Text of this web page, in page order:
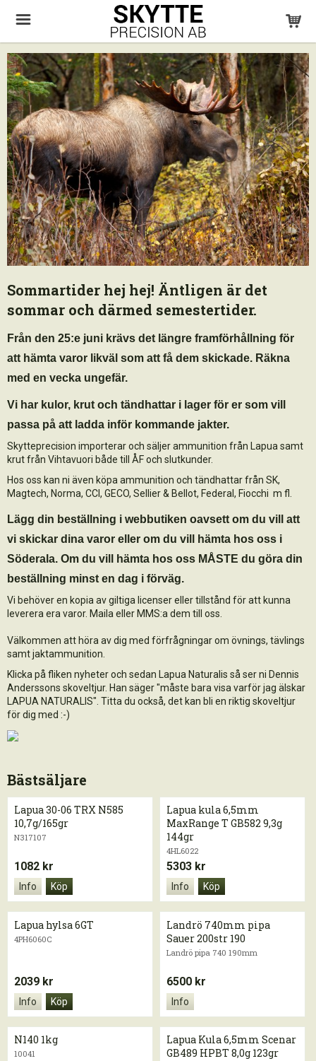
Sommartider hej hej! Äntligen är det
sommar och därmed semestertider.
Från den 25:e juni krävs det längre framförhållning för
att hämta varor likväl som att få dem skickade. Räkna
med en vecka ungefär.
Vi har kulor, krut och tändhattar i lager för er som vill
passa på att ladda inför kommande jakter.
Skytteprecision importerar och säljer ammunition från Lapua samt
krut från Vihtavuori både till ÅF och slutkunder.
Hos oss kan ni även köpa ammunition och tändhattar från SK,
Magtech, Norma, CCI, GECO, Sellier & Bellot, Federal, Fiocchi m fl.
Lägg din beställning i webbutiken oavsett om du vill att
vi skickar dina varor eller om du vill hämta hos oss i
Söderala. Om du vill hämta hos oss MÅSTE du göra din
beställning minst en dag i förväg.
Vi behöver en kopia av giltiga licenser eller tillstånd för att kunna
leverera era varor. Maila eller MMS:a dem till oss.
Välkommen att höra av dig med förfrågningar om övnings, tävlings
samt jaktammunition.
Klicka på fliken nyheter och sedan Lapua Naturalis så ser ni Dennis
Anderssons skoveltjur. Han säger "måste bara visa varför jag älskar
LAPUA NATURALIS". Titta du också, det kan bli en riktig skoveltjur
för dig med :-)
Bästsäljare
Lapua 30-06 TRX N585
10,7g/165gr
N317107
1082 kr
Info Köp
Lapua kula 6,5mm
MaxRange T GB582 9,3g
144gr
4HL6022
5303 kr
Info Köp
Lapua hylsa 6GT
4PH6060C
2039 kr
Info Köp
Landrö 740mm pipa
Sauer 200str 190
Landrö pipa 740 190mm
6500 kr
Info
N140 1kg
10041
Lapua Kula 6,5mm Scenar
GB489 HPBT 8,0g 123gr